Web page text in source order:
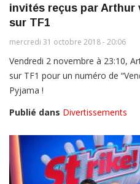
invités reçus par Arthur
sur TF1
mercredi 31 octobre 2018 - 20:06
Vendredi 2 novembre à 23:10,
sur TF1 pour un numéro de
Pyjama !
Publié dans Divertissements